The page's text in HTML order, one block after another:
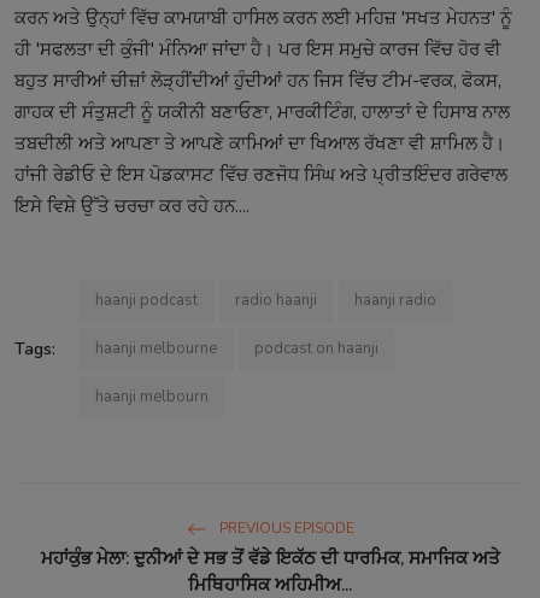
ਕਰਨ ਅਤੇ ਉਨ੍ਹਾਂ ਵਿੱਚ ਕਾਮਯਾਬੀ ਹਾਸਿਲ ਕਰਨ ਲਈ ਮਹਿਜ਼ 'ਸਖਤ ਮੇਹਨਤ' ਨੂੰ
ਹੀ 'ਸਫਲਤਾ ਦੀ ਕੁੰਜੀ' ਮੰਨਿਆ ਜਾਂਦਾ ਹੈ। ਪਰ ਇਸ ਸਮੁਚੇ ਕਾਰਜ ਵਿੱਚ ਹੋਰ ਵੀ
ਬਹੁਤ ਸਾਰੀਆਂ ਚੀਜ਼ਾਂ ਲੋੜ੍ਹੀਂਦੀਆਂ ਹੁੰਦੀਆਂ ਹਨ ਜਿਸ ਵਿੱਚ ਟੀਮ-ਵਰਕ, ਫੋਕਸ,
ਗਾਹਕ ਦੀ ਸੰਤੁਸ਼ਟੀ ਨੂੰ ਯਕੀਨੀ ਬਣਾਓਣਾ, ਮਾਰਕੀਟਿੰਗ, ਹਾਲਾਤਾਂ ਦੇ ਹਿਸਾਬ ਨਾਲ
ਤਬਦੀਲੀ ਅਤੇ ਆਪਣਾ ਤੇ ਆਪਣੇ ਕਾਮਿਆਂ ਦਾ ਖਿਆਲ ਰੱਖਣਾ ਵੀ ਸ਼ਾਮਿਲ ਹੈ।
ਹਾਂਜੀ ਰੇਡੀਓ ਦੇ ਇਸ ਪੋਡਕਾਸਟ ਵਿੱਚ ਰਣਜੋਧ ਸਿੰਘ ਅਤੇ ਪ੍ਰੀਤਇੰਦਰ ਗਰੇਵਾਲ
ਇਸੇ ਵਿਸ਼ੇ ਉੱਤੇ ਚਰਚਾ ਕਰ ਰਹੇ ਹਨ....
Tags:
haanji podcast radio haanji haanji radio
haanji melbourne podcast on haanji
haanji melbourn
PREVIOUS EPISODE
ਮਹਾਂਕੁੰਭ ਮੇਲਾ: ਦੁਨੀਆਂ ਦੇ ਸਭ ਤੋਂ ਵੱਡੇ ਇਕੱਠ ਦੀ ਧਾਰਮਿਕ, ਸਮਾਜਿਕ ਅਤੇ
ਮਿਥਿਹਾਸਿਕ ਅਹਿਮੀਅ...